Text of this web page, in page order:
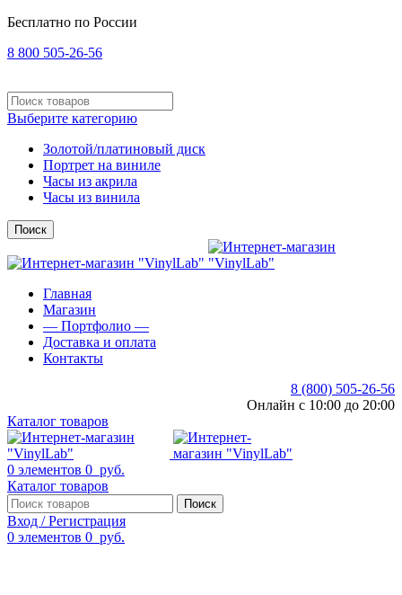
Бесплатно по России
8 800 505-26-56
Выберите категорию
Золотой/платиновый диск
Портрет на виниле
Часы из акрила
Часы из винила
Поиск
Главная
Магазин
— Портфолио —
Доставка и оплата
Контакты
8 (800) 505-26-56
Онлайн с 10:00 до 20:00
Каталог товаров
0 элементов 0 руб.
Каталог товаров
Поиск
Вход / Регистрация
0 элементов 0 руб.